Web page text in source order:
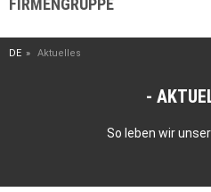
FIRMENGRUPPE
DE Aktuelles
So leben wir